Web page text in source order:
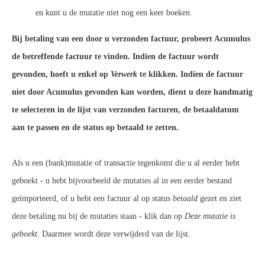
en kunt u de mutatie niet nog een keer boeken.
Bij betaling van een door u verzonden factuur, probeert Acumulus
de betreffende factuur te vinden. Indien de factuur wordt
gevonden, hoeft u enkel op Verwerk te klikken. Indien de factuur
niet door Acumulus gevonden kan worden, dient u deze handmatig
te selecteren in de lijst van verzonden facturen, de betaaldatum
aan te passen en de status op betaald te zetten.
Als u een (bank)mutatie of transactie tegenkomt die u al eerder hebt
geboekt - u hebt bijvoorbeeld de mutaties al in een eerder bestand
geïmporteerd, of u hebt een factuur al op status betaald gezet en ziet
deze betaling nu bij de mutaties staan - klik dan op Deze mutatie is
geboekt. Daarmee wordt deze verwijderd van de lijst.